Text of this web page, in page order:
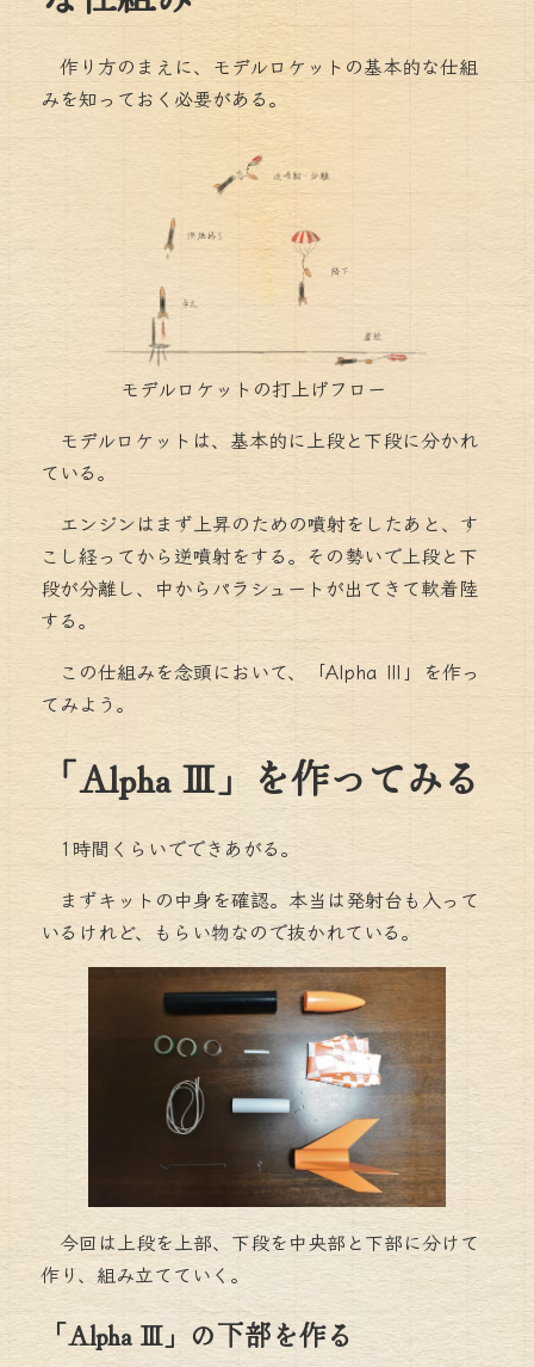
作り方のまえに、モデルロケットの基本的な仕組
みを知っておく必要がある。
モデルロケットの打上げフロー
モデルロケットは、基本的に上段と下段に分かれ
ている。
エンジンはまず上昇のための噴射をしたあと、す
こし経ってから逆噴射をする。その勢いで上段と下
段が分離し、中からパラシュートが出てきて軟着陸
する。
この仕組みを念頭において、「Alpha Ⅲ」を作っ
てみよう。
「Alpha Ⅲ」を作ってみる
1時間くらいでできあがる。
まずキットの中身を確認。本当は発射台も入って
いるけれど、もらい物なので抜かれている。
今回は上段を上部、下段を中央部と下部に分けて
作り、組み立てていく。
「Alpha Ⅲ」の下部を作る